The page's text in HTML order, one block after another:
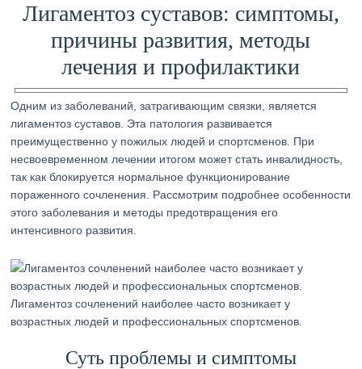
Лигаментоз суставов: симптомы,
причины развития, методы
лечения и профилактики
Одним из заболеваний, затрагивающим связки, является
лигаментоз суставов. Эта патология развивается
преимущественно у пожилых людей и спортсменов. При
несвоевременном лечении итогом может стать инвалидность,
так как блокируется нормальное функционирование
пораженного сочленения. Рассмотрим подробнее особенности
этого заболевания и методы предотвращения его
интенсивного развития.
Лигаментоз сочленений наиболее часто возникает у
возрастных людей и профессиональных спортсменов.
Суть проблемы и симптомы